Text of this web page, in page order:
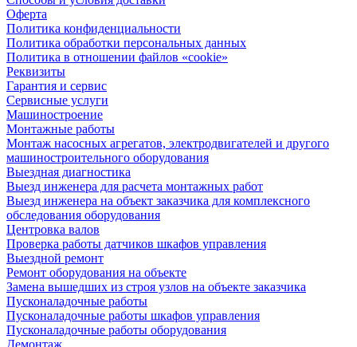
Оферта
Политика конфиденциальности
Политика обработки персональных данных
Политика в отношении файлов «cookie»
Реквизиты
Гарантия и сервис
Сервисные услуги
Машиностроение
Монтажные работы
Монтаж насосных агрегатов, электродвигателей и другого
машиностроительного оборудования
Выездная диагностика
Выезд инженера для расчета монтажных работ
Выезд инженера на объект заказчика для комплексного
обследования оборудования
Центровка валов
Проверка работы датчиков шкафов управления
Выездной ремонт
Ремонт оборудования на объекте
Замена вышедших из строя узлов на объекте заказчика
Пусконаладочные работы
Пусконаладочные работы шкафов управления
Пусконаладочные работы оборудования
Демонтаж